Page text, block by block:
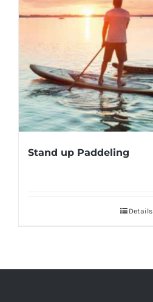
Stand up Paddeling
Details